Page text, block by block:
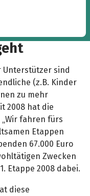
sind
(z.B. Kinder
zu mehr
2008 hat die
fahren fürs
Etappen
67.000 Euro
Zwecken
Etappe 2008 dabei.
diese